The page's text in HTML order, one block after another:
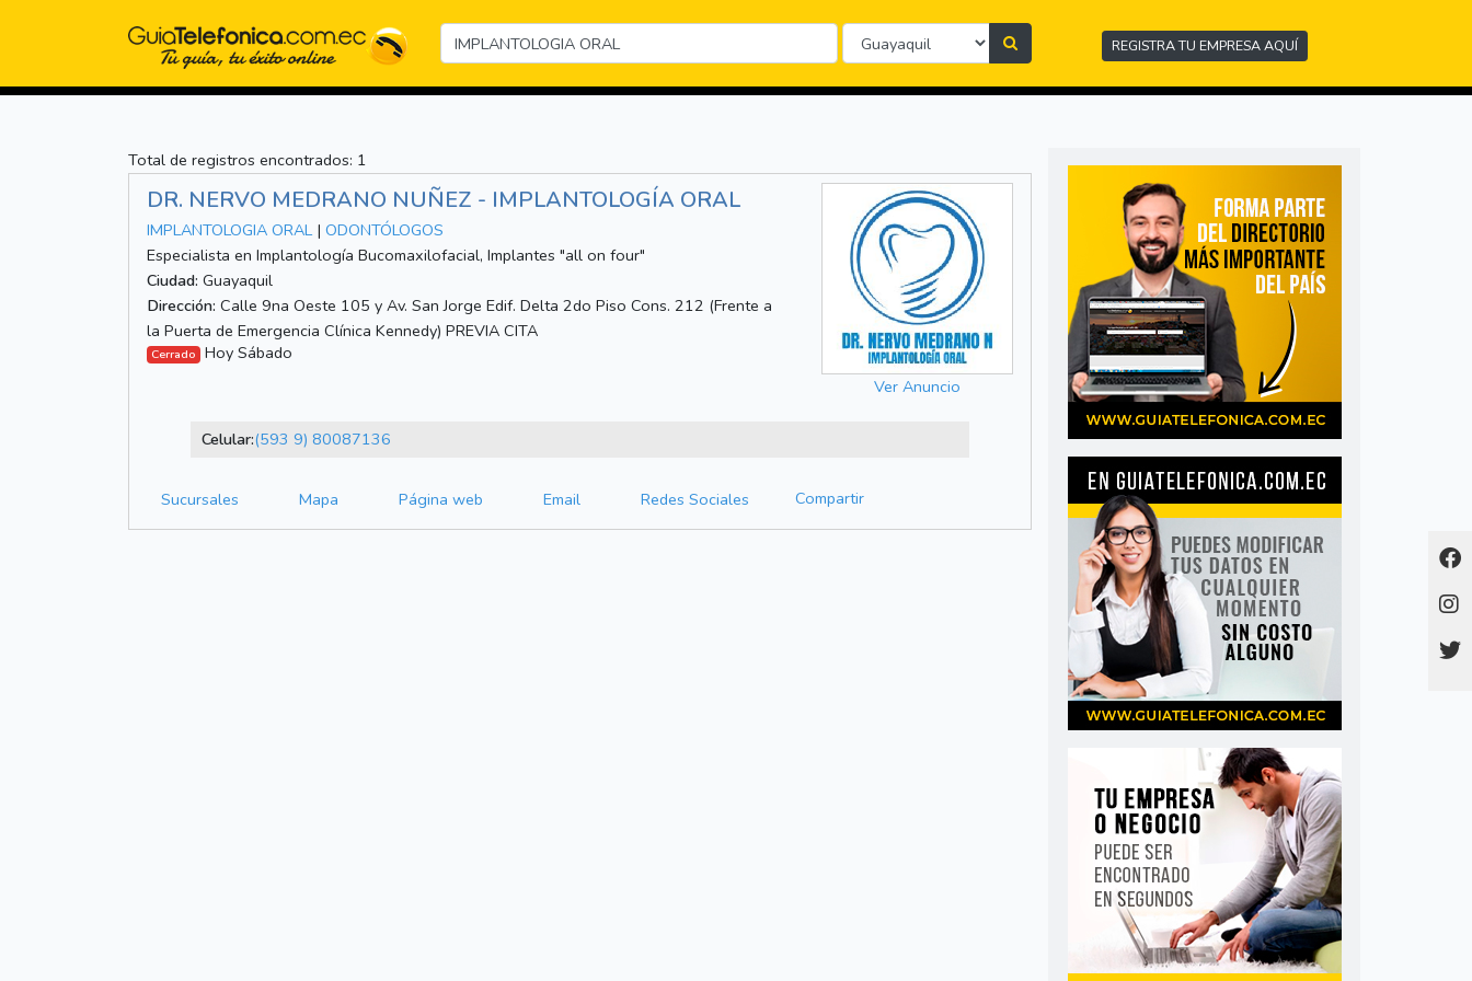
REGISTRA TU EMPRESA AQUÍ
Total de registros encontrados: 1
DR. NERVO MEDRANO NUÑEZ - IMPLANTOLOGÍA ORAL
IMPLANTOLOGIA ORAL| ODONTÓLOGOS
Especialista en Implantología Bucomaxilofacial, Implantes "all on four"
Ciudad: Guayaquil
Dirección: Calle 9na Oeste 105 y Av. San Jorge Edif. Delta 2do Piso Cons. 212 (Frente a
la Puerta de Emergencia Clínica Kennedy) PREVIA CITA
Cerrado Hoy Sábado
Ver Anuncio
Celular:(593 9) 80087136
Sucursales Mapa Página web Email Redes Sociales Compartir